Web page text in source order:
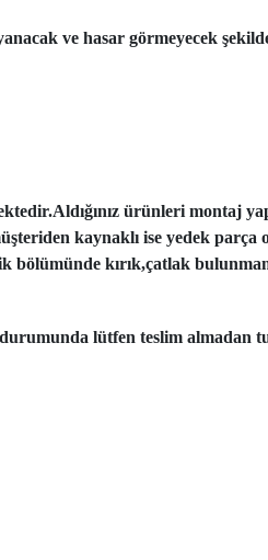
ve hasar görmeyecek
ürünleri montaj
kaynaklı ise yedek
bölümünde kırık,çatlak
lütfen teslim almadan